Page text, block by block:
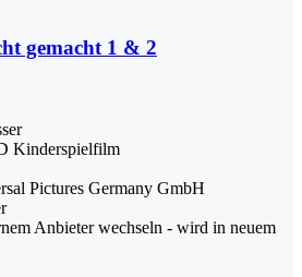
gemacht 1 & 2
Kinderspielfilm
Pictures Germany GmbH
Anbieter wechseln - wird in neuem